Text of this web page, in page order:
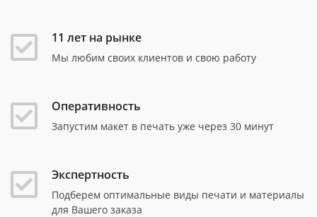
11 лет на рынке
Мы любим своих клиентов и свою работу
Оперативность
Запустим макет в печать уже через 30 минут
Экспертность
Подберем оптимальные виды печати и материалы
для Вашего заказа